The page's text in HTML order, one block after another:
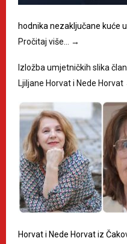
hodnika nezaključane kuće
Pročitaj više…
→
Izložba umjetničkih slika
Ljiljane Horvat i Nede Horvat
Horvat i Nede Horvat iz